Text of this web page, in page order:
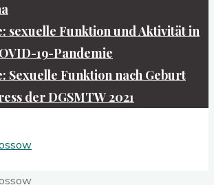
sexuelle Funktion und Aktivität in
19-Pandemie
Sexuelle Funktion nach Geburt
der DGSMTW 2021